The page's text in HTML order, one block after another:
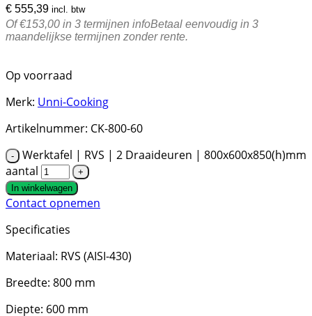
€ 555,39 incl. btw
Of €153,00 in 3 termijnen infoBetaal eenvoudig in 3
maandelijkse termijnen zonder rente.
Op voorraad
Merk: Unni-Cooking
Artikelnummer: CK-800-60
Werktafel | RVS | 2 Draaideuren | 800x600x850(h)mm
aantal
In winkelwagen
Contact opnemen
Specificaties
Materiaal: RVS (AISI-430)
Breedte: 800 mm
Diepte: 600 mm